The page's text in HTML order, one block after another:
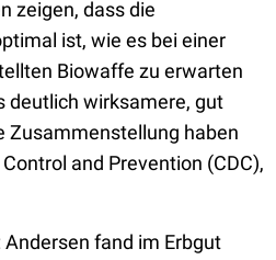
zeigen, dass die
ist, wie es bei einer
Biowaffe zu erwarten
deutlich wirksamere, gut
Zusammenstellung haben
and Prevention (CDC),
fand im Erbgut